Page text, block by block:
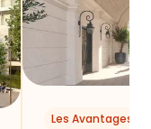
Les Avantages